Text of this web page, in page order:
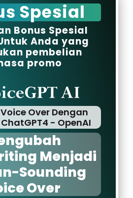
Spesial
Bonus Spesial
Anda yang
pembelian
promo
Over Dengan
- OpenAI
Menjadi
Sounding
Over